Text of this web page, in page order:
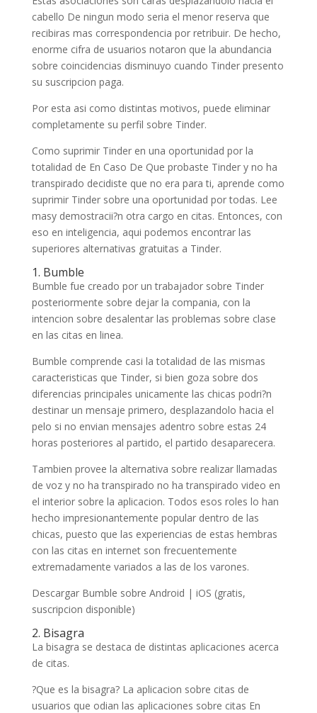
cabello De ningun modo seri­a el menor reserva que
recibiras mas correspondencia por retribuir. De hecho,
enorme cifra de usuarios notaron que la abundancia
sobre coincidencias disminuyo cuando Tinder presento
su suscripcion paga.
Por esta asi­ como distintas motivos, puede eliminar
completamente su perfil sobre Tinder.
Como suprimir Tinder en una oportunidad por la
totalidad de En Caso De Que probaste Tinder y no ha
transpirado decidiste que no era para ti, aprende como
suprimir Tinder sobre una oportunidad por todas. Lee
masy demostracii?n otra cargo en citas. Entonces, con
eso en inteligencia, aqui podemos encontrar las
superiores alternativas gratuitas a Tinder.
1. Bumble
Bumble fue creado por un trabajador sobre Tinder
posteriormente sobre dejar la compania, con la
intencion sobre desalentar las problemas sobre clase
en las citas en linea.
Bumble comprende casi la totalidad de las mismas
caracteristicas que Tinder, si bien goza sobre dos
diferencias principales unicamente las chicas podri?n
destinar un mensaje primero, desplazandolo hacia el
pelo si no envian mensajes adentro sobre estas 24
horas posteriores al partido, el partido desaparecera.
Tambien provee la alternativa sobre realizar llamadas
de voz y no ha transpirado no ha transpirado video en
el interior sobre la aplicacion. Todos esos roles lo han
hecho impresionantemente popular dentro de las
chicas, puesto que las experiencias de estas hembras
con las citas en internet son frecuentemente
extremadamente variados a las de los varones.
Descargar Bumble sobre Android | iOS (gratis,
suscripcion disponible)
2. Bisagra
La bisagra se destaca de distintas aplicaciones acerca
de citas.
?Que es la bisagra? La aplicacion sobre citas de
usuarios que odian las aplicaciones sobre citas En